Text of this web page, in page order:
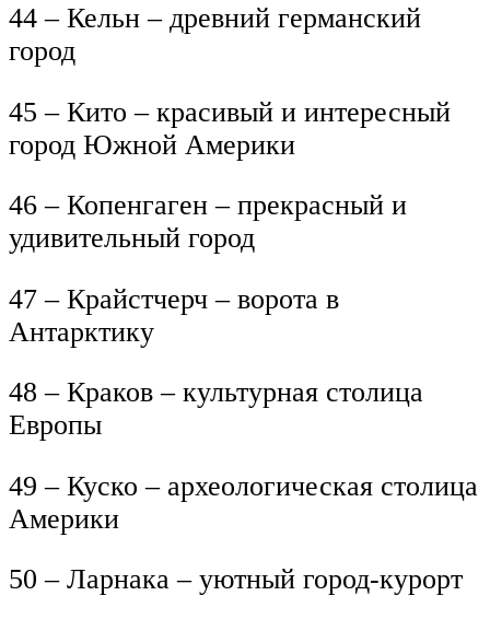
44 – Кельн – древний германский
город
45 – Кито – красивый и интересный
город Южной Америки
46 – Копенгаген – прекрасный и
удивительный город
47 – Крайстчерч – ворота в
Антарктику
48 – Краков – культурная столица
Европы
49 – Куско – археологическая столица
Америки
50 – Ларнака – уютный город-курорт